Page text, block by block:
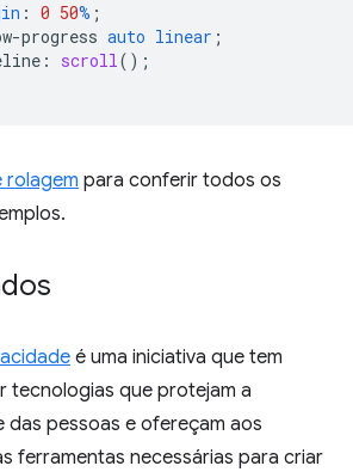
: 0 50% ;
progress auto linear ;
: scroll();
rolagem para conferir todos os
é uma iniciativa que tem
tecnologias que protejam a
das pessoas e ofereçam aos
ferramentas necessárias para criar